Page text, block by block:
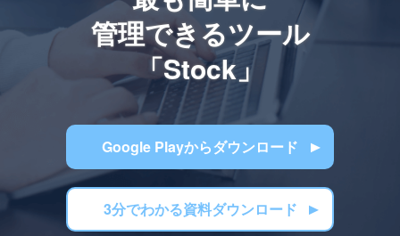
管理できるツール
「Stock」
Google Playからダウンロード
3分でわかる資料ダウンロード